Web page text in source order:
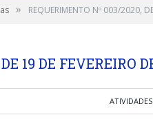
» REQUERIMENTO Nº 003/2020,
19 DE FEVEREIRO